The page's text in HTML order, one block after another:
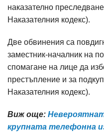
наказателно
Наказателния кодекс).
Две обвинения са
заместник-началник на
спомагане на лице да
престъпление и за
Наказателния кодекс).
Виж още:
крупната телефонна